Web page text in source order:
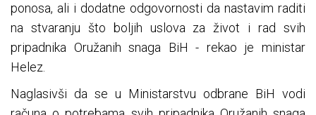
ponosa, ali i dodatne odgovornosti da nastavim raditi
na stvaranju što boljih uslova za život i rad svih
pripadnika Oružanih snaga BiH - rekao je ministar
Helez.
Naglasivši da se u Ministarstvu odbrane BiH vodi